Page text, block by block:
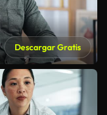
Descargar Gratis